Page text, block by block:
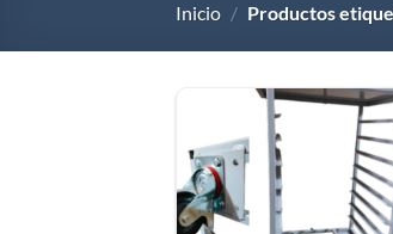
Inicio / Productos